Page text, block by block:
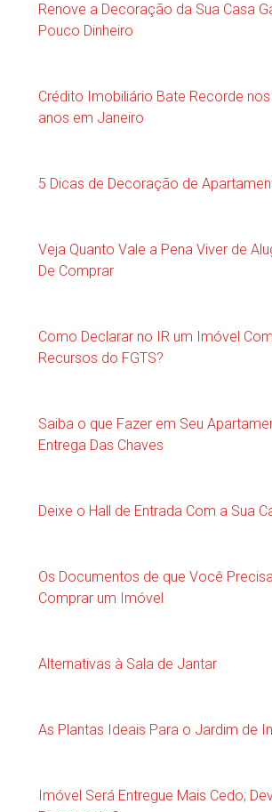
Renove a Decoração da Sua Casa
Pouco Dinheiro
Crédito Imobiliário Bate Recorde
anos em Janeiro
5 Dicas de Decoração de
Veja Quanto Vale a Pena Viver de
De Comprar
Como Declarar no IR um Imóvel
Recursos do FGTS?
Saiba o que Fazer em Seu
Entrega Das Chaves
Deixe o Hall de Entrada Com a Sua
Os Documentos de que Você
Comprar um Imóvel
Alternativas à Sala de Jantar
As Plantas Ideais Para o Jardim de
Imóvel Será Entregue Mais Cedo;